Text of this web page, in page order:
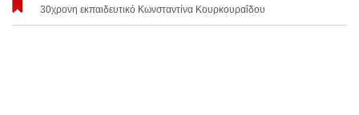
30χρονη εκπαιδευτικό Κωνσταντίνα Κουρκουραΐδου